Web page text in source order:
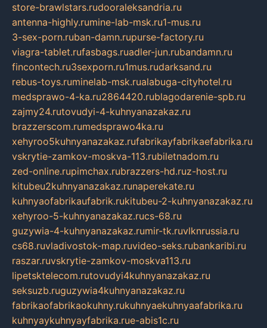
store-brawlstars.rudooraleksandria.ru
antenna-highly.rumine-lab-msk.ru1-mus.ru
3-sex-porn.ruban-damn.rupurse-factory.ru
viagra-tablet.rufasbags.ruadler-jun.rubandamn.ru
fincontech.ru3sexporn.ru1mus.rudarksand.ru
rebus-toys.ruminelab-msk.rualabuga-cityhotel.ru
medsprawo-4-ka.ru2864420.rublagodarenie-spb.ru
zajmy24.rutovudyi-4-kuhnyanazakaz.ru
brazzerscom.rumedsprawo4ka.ru
xehyroo5kuhnyanazakaz.rufabrikayfabrikaefabrika.ru
vskrytie-zamkov-moskva-113.rubiletnadom.ru
zed-online.rupimchax.rubrazzers-hd.ruz-host.ru
kitubeu2kuhnyanazakaz.runaperekate.ru
kuhnyaofabrikaufabrik.rukitubeu-2-kuhnyanazakaz.ru
xehyroo-5-kuhnyanazakaz.rucs-68.ru
guzywia-4-kuhnyanazakaz.rumir-tk.ruvlknrussia.ru
cs68.ruvladivostok-map.ruvideo-seks.rubankaribi.ru
raszar.ruvskrytie-zamkov-moskva113.ru
lipetsktelecom.rutovudyi4kuhnyanazakaz.ru
seksuzb.ruguzywia4kuhnyanazakaz.ru
fabrikaofabrikaokuhny.rukuhnyaekuhnyaafabrika.ru
kuhnyaykuhnyayfabrika.rue-abis1c.ru